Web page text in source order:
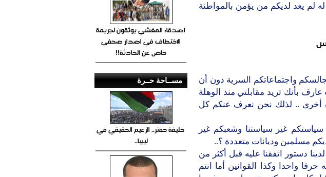
لم يعد لديكم من يؤمن بالمواطنة
واجتماعاتكم السرية دون أن
بأنك تريد مقابلتي منذ الوهلة
أخرى .. لذلك نحن نعرف عنكم كل
غير سياستنا وشعبكم غير
مسلمين وديانات متعددة ؟..
دستور اتفقنا عليه قبل أكثر من
واحدا وكذا القوانين أما انتم
اصدقاء المغشي يوثقون لجريمة
الاختطاف في اصدار صحفي
خاص عن الحادثة!!
مســاحة حــرة
خليفة حفتر.. الزعيم الحقيقي في
ليبيا..